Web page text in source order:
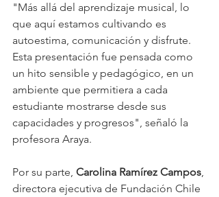
"Más allá del aprendizaje musical, lo
que aquí estamos cultivando es
autoestima, comunicación y disfrute.
Esta presentación fue pensada como
un hito sensible y pedagógico, en un
ambiente que permitiera a cada
estudiante mostrarse desde sus
capacidades y progresos", señaló la
profesora Araya.
Por su parte, Carolina Ramírez Campos,
directora ejecutiva de Fundación Chile